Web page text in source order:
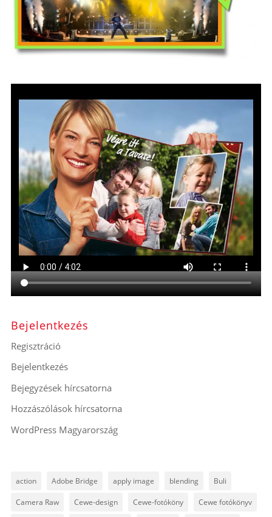
Bejelentkezés
Regisztráció
Bejelentkezés
Bejegyzések hírcsatorna
Hozzászólások hírcsatorna
WordPress Magyarország
action Adobe Bridge apply image blending Buli
Camera Raw Cewe-design Cewe-fotóköny Cewe fotókönyv